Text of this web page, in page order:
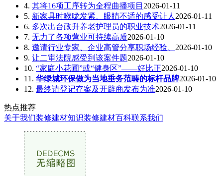
4. 其将16项工序转为全程曲播项目 2026-01-11
5. 新家具时喉咙发紧、眼睛不适的感受让人 2026-01-11
6. 多次出台政升养老护理员的职业技术2026-01-11
7. 无力了各项营业可持续高质2026-01-10
8. 邀请行业专家、企业高管分享职场经验、 2026-01-10
9. 让二审法院感受到该案件题2026-01-10
10. “家庭小花圃”或“健身区”——好比正2026-01-10
11. 华绿城环保做为当地垂务范畴的标杆品牌2026-01-10
12. 最终请登记存案及开辟商发布为准2026-01-10
热点推荐
关于我们装修建材知识装修建材百科联系我们